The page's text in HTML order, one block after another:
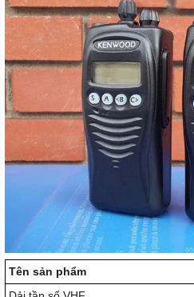
Tên sản phẩm